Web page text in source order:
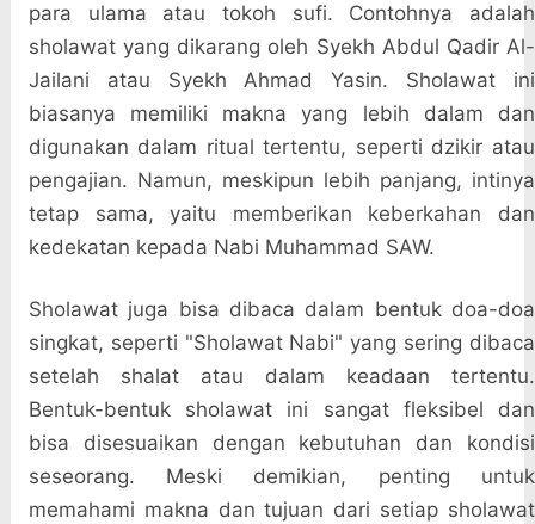
para ulama atau tokoh sufi. Contohnya adalah
sholawat yang dikarang oleh Syekh Abdul Qadir Al-
Jailani atau Syekh Ahmad Yasin. Sholawat ini
biasanya memiliki makna yang lebih dalam dan
digunakan dalam ritual tertentu, seperti dzikir atau
pengajian. Namun, meskipun lebih panjang, intinya
tetap sama, yaitu memberikan keberkahan dan
kedekatan kepada Nabi Muhammad SAW.
Sholawat juga bisa dibaca dalam bentuk doa-doa
singkat, seperti "Sholawat Nabi" yang sering dibaca
setelah shalat atau dalam keadaan tertentu.
Bentuk-bentuk sholawat ini sangat fleksibel dan
bisa disesuaikan dengan kebutuhan dan kondisi
seseorang. Meski demikian, penting untuk
memahami makna dan tujuan dari setiap sholawat